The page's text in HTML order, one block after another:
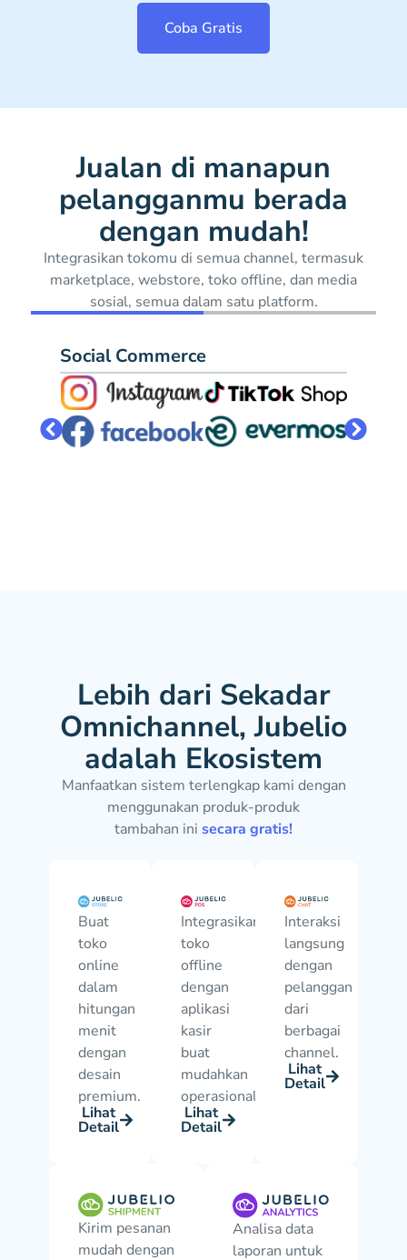
Coba Gratis
Jualan di manapun
pelangganmu berada
dengan mudah!
Integrasikan tokomu di semua channel, termasuk
marketplace, webstore, toko offline, dan media
sosial, semua dalam satu platform.
Social Commerce
Lebih dari Sekadar
Omnichannel, Jubelio
adalah Ekosistem
Manfaatkan sistem terlengkap kami dengan
menggunakan produk-produk
tambahan ini secara gratis!
Buat
toko
online
dalam
hitungan
menit
dengan
desain
premium.
Lihat
Detail
Integrasikan
toko
offline
dengan
aplikasi
kasir
buat
mudahkan
operasional.
Lihat
Detail
Interaksi
langsung
dengan
pelanggan
dari
berbagai
channel.
Lihat
Detail
Kirim pesanan
mudah dengan
Analisa data
laporan untuk